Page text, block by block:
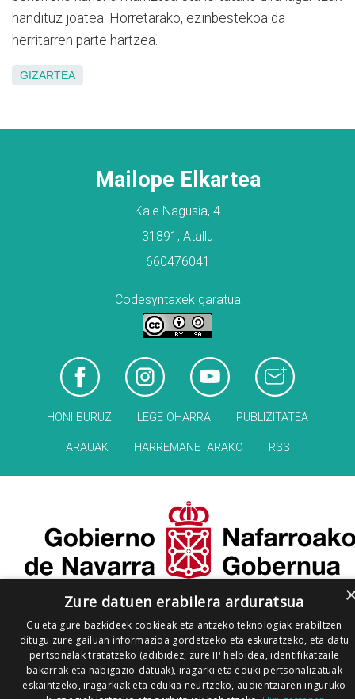
handituz joatea. Horretarako, ezinbestekoa da
herritarren parte hartzea.
GIZARTEA
Mailope Elkartea
Kale Nagusia, 4
31891, Atallu
660476041
Codesyntaxek garatua
HONI BURUZ LEGE OHARRA PUBLIZITATEA
ARAUAK HARREMANETARAKO RSS
Zure datuen erabilera arduratsua
Gu eta gure bazkideek cookieak eta antzeko teknologiak erabiltzen
ditugu zure gailuan informazioa gordetzeko eta eskuratzeko, eta datu
pertsonalak tratatzeko (adibidez, zure IP helbidea, identifikatzaile
bakarrak eta nabigazio-datuak), iragarki eta eduki pertsonalizatuak
eskaintzeko, iragarkiak eta edukia neurtzeko, audientziaren inguruko